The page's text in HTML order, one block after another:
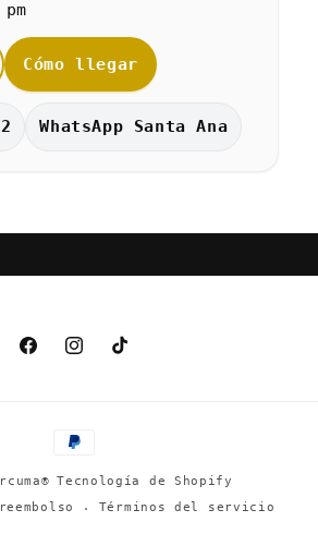
Cómo llegar
WhatsApp Santa Ana
FacebookInstagram
TikTok
Formas
pago
Tecnología de Shopify
Términos del servicio